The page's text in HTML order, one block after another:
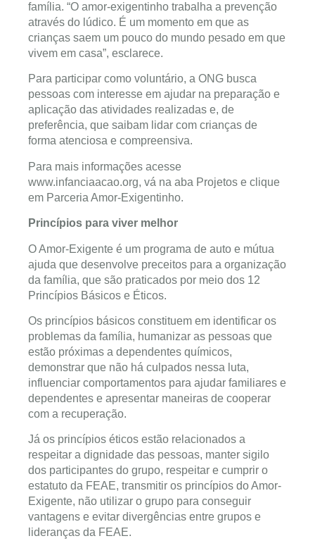
família. “O amor-exigentinho trabalha a prevenção
através do lúdico. É um momento em que as
crianças saem um pouco do mundo pesado em que
vivem em casa”, esclarece.
Para participar como voluntário, a ONG busca
pessoas com interesse em ajudar na preparação e
aplicação das atividades realizadas e, de
preferência, que saibam lidar com crianças de
forma atenciosa e compreensiva.
Para mais informações acesse
www.infanciaacao.org, vá na aba Projetos e clique
em Parceria Amor-Exigentinho.
Princípios para viver melhor
O Amor-Exigente é um programa de auto e mútua
ajuda que desenvolve preceitos para a organização
da família, que são praticados por meio dos 12
Princípios Básicos e Éticos.
Os princípios básicos constituem em identificar os
problemas da família, humanizar as pessoas que
estão próximas a dependentes químicos,
demonstrar que não há culpados nessa luta,
influenciar comportamentos para ajudar familiares e
dependentes e apresentar maneiras de cooperar
com a recuperação.
Já os princípios éticos estão relacionados a
respeitar a dignidade das pessoas, manter sigilo
dos participantes do grupo, respeitar e cumprir o
estatuto da FEAE, transmitir os princípios do Amor-
Exigente, não utilizar o grupo para conseguir
vantagens e evitar divergências entre grupos e
lideranças da FEAE.